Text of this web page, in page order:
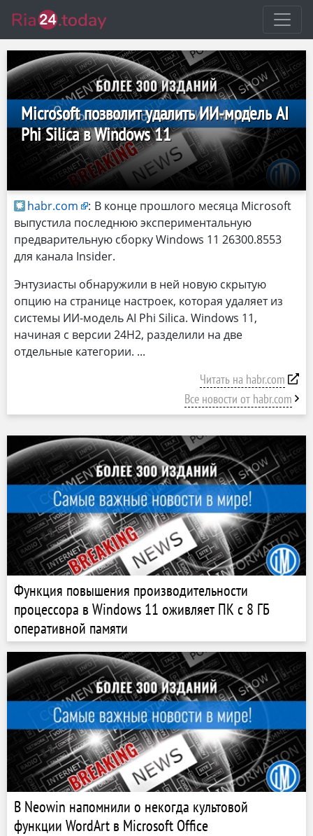
Microsoft позволит удалить ИИ-модель AI
Phi Silica в Windows 11
habr.com : В конце прошлого месяца Microsoft
выпустила последнюю экспериментальную
предварительную сборку Windows 11 26300.8553
для канала Insider.
Энтузиасты обнаружили в ней новую скрытую
опцию на странице настроек, которая удаляет из
системы ИИ-модель AI Phi Silica. Windows 11,
начиная с версии 24H2, разделили на две
отдельные категории.
Читать на habr.com
Все новости от habr.com
Функция повышения производительности
процессора в Windows 11 оживляет ПК с 8 ГБ
оперативной памяти
В Neowin напомнили о некогда культовой
функции WordArt в Microsoft Office